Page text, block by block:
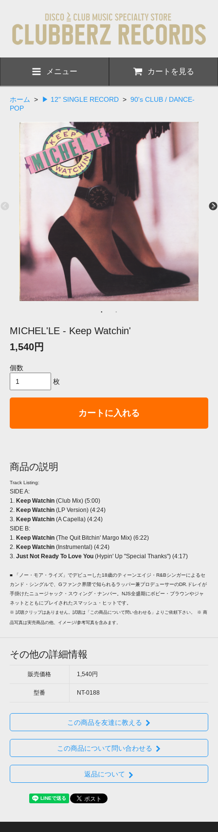
メニュー カートを見る
ホーム > ▶ 12" SINGLE RECORD > 90's CLUB / DANCE-
POP
MICHEL'LE - Keep Watchin'
1,540円
個数
枚
カートに入れる
商品の説明
Track Listing:
SIDE A:
1. Keep Watchin (Club Mix) (5:00)
2. Keep Watchin (LP Version) (4:24)
3. Keep Watchin (A Capella) (4:24)
SIDE B:
1. Keep Watchin (The Quit Bitchin' Margo Mix) (6:22)
2. Keep Watchin (Instrumental) (4:24)
3. Just Not Ready To Love You (Hypin' Up "Special Thanks") (4:17)
■ 「ノー・モア・ライズ」でデビューした18歳のティーンエイジ・R&Bシンガーによるセ
カンド・シングルで、Gファンク界隈で知られるラッパー兼プロデューサーのDR.ドレイが
手掛けたニュージャック・スウィング・ナンバー。NJS全盛期にボビー・ブラウンやジャ
ネットとともにプレイされたスマッシュ・ヒットです。
※ 試聴クリップはありません。試聴は「この商品について問い合わせる」よりご依頼下さい。 ※ 商
品写真は実売商品の他、イメージ/参考写真を含みます。
その他の詳細情報
販売価格 1,540円
型番 NT-0188
この商品を友達に教える
この商品について問い合わせる
返品について